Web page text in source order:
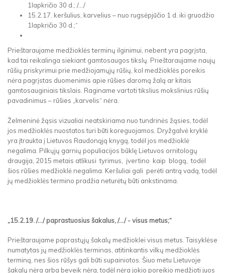
1lapkričio 30 d.; /.../
15.2.17. keršulius, karvelius – nuo rugsėpjūčio 1 d. iki gruodžio
1lapkričio 30 d.;“
Prieštaraujame medžioklės terminų ilginimui, nebent yra pagrįsta,
kad tai reikalinga siekiant gamtosaugos tikslų. Prieštaraujame naujų
rūšių priskyrimui prie medžiojamųjų rūšių, kol medžioklės poreikis
nėra pagrįstas duomenimis apie rūšies daromą žalą ar kitais
gamtosauginiais tikslais. Raginame vartoti tikslius mokslinius rūšių
pavadinimus – rūšies „karvelis“ nėra.
Želmeninė žąsis vizualiai neatskiriama nuo tundrinės žąsies, todėl
jos medžioklės nuostatos turi būti koreguojamos. Dryžgalvė kryklė
yra įtraukta į Lietuvos Raudonąją knygą, todėl jos medžioklė
negalima. Pilkųjų garnių populiacijos būklę Lietuvos ornitologų
draugija, 2015 metais atlikusi tyrimus, įvertino kaip blogą, todėl
šios rūšies medžioklė negalima. Keršuliai gali perėti antrą vadą, todėl
jų medžioklės termino pradžia neturėtų būti ankstinama.
„15.2.19. /.../ paprastuosius šakalus, /.../ - visus metus;“
Prieštaraujame paprastųjų šakalų medžioklei visus metus. Taisyklėse
numatytas jų medžioklės terminas, atitinkantis vilkų medžioklės
terminą, nes šios rūšys gali būti supainiotos. Šiuo metu Lietuvoje
šakalų nėra arba beveik nėra, todėl nėra jokio poreikio medžioti juos